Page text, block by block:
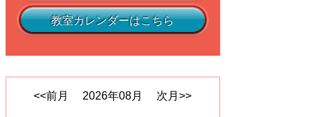
教室カレンダーはこちら
<<前月 2026年08月 次月>>